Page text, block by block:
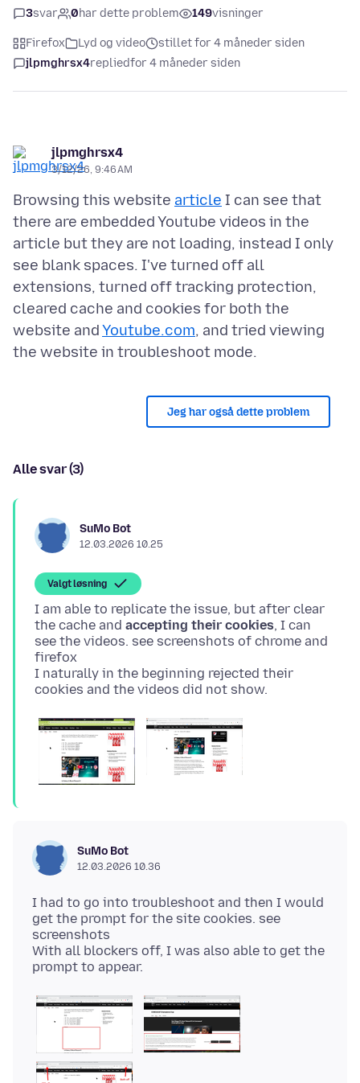
3svar 0har dette problem 149visninger
Firefox Lyd og video
stillet for 4 måneder siden
jlpmghrsx4repliedfor 4 måneder siden
jlpmghrsx4
3/12/26, 9:46 AM
Browsing this website article I can see that
there are embedded Youtube videos in the
article but they are not loading, instead I only
see blank spaces. I've turned off all
extensions, turned off tracking protection,
cleared cache and cookies for both the
website andYoutube.com, and tried viewing
Jeg har også dette problem
Alle svar (3)
SuMo Bot
12.03.2026 10.25
Valgt løsning
I am able to replicate the issue, but after clear
the cache and accepting their cookies, I can
see the videos. see screenshots of chrome and
firefox
I naturally in the beginning rejected their
SuMo Bot
12.03.2026 10.36
I had to go into troubleshoot and then I would
get the prompt for the site cookies. see
screenshots
With all blockers off, I was also able to get the